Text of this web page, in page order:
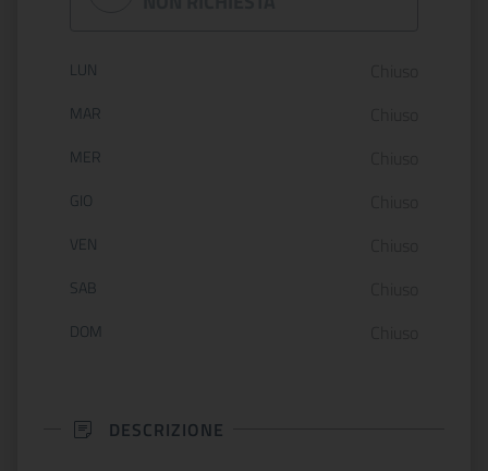
Orario di apertura:
LUN
MAR
MER
GIO
VEN
SAB
DOM
DESCRIZIONE